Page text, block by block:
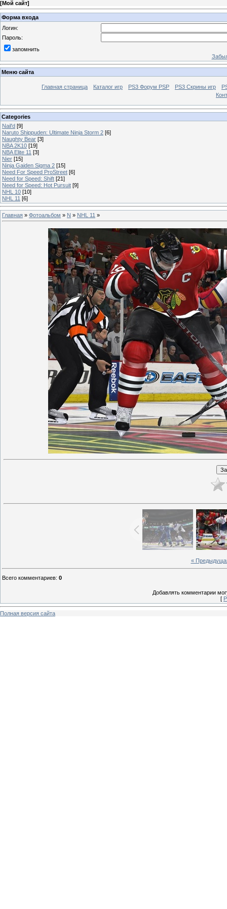
[Мой сайт]
Форма входа
Логин:
Пароль:
запомнить
Меню сайта
Главная страница Каталог игр PS3 Форум PSP PS3 Cкрины игр
Categories
Nail'd [9]
Naruto Shippuden: Ultimate Ninja Storm 2 [6]
Naughty Bear [3]
NBA 2K10 [19]
NBA Elite 11 [3]
Nier [15]
Ninja Gaiden Sigma 2 [15]
Need For Speed ProStreet [6]
Need for Speed: Shift [21]
Need for Speed: Hot Pursuit [9]
NHL 10 [10]
NHL 11 [6]
Главная » Фотоальбом » N » NHL 11 »
«
Всего комментариев: 0
Добавлять комментарии
[
Полная версия сайта